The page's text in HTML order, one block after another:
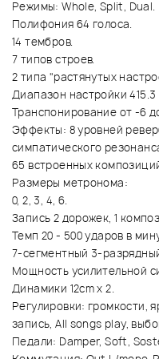
Режимы: Whole, Split, Dual.
Полифония 64 голоса.
14 тембров.
7 типов строев.
2 типа "растянутых
Диапазон настройки 415.3
Транспонирование от -6
Эффекты: 8 уровней
симпатического
65 встроенных
Размеры метронома:
0, 2, 3, 4, 6.
Запись 2 дорожек, 1
Темп 20 - 500 ударов в
7-сегментный 3-
Мощность усилительной
Динамики 12cm x 2.
Регулировки: громкости,
запись, All songs play,
Педали: Damper, Soft,